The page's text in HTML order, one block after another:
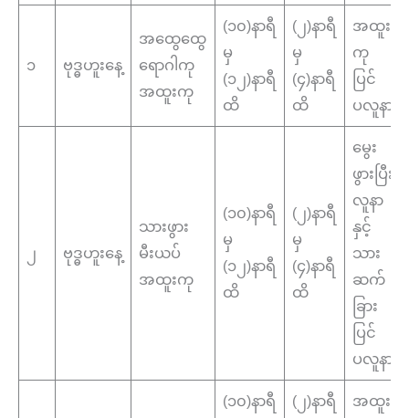
၁ ဗုဒ္ဓဟူးနေ့
အထွေထွေ
ရောဂါကု
အထူးကု
(၁၀)နာရီ
မှ
(၁၂)နာရီ
ထိ
(၂)နာရီ
မှ
(၄)နာရီ
ထိ
အထူး
ကု
ပြင်
ပလူနာ
၂ ဗုဒ္ဓဟူးနေ့
သားဖွား
မီးယပ်
အထူးကု
(၁၀)နာရီ
မှ
(၁၂)နာရီ
ထိ
(၂)နာရီ
မှ
(၄)နာရီ
ထိ
မွေး
ဖွားပြီး
လူနာ
နှင့်
သား
ဆက်
ခြား
ပြင်
ပလူနာ
(၁၀)နာရီ
(၂)နာရီ
အထူး